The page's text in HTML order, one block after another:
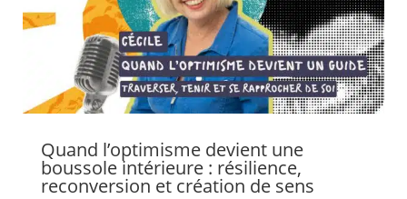
Quand l’optimisme devient une
boussole intérieure : résilience,
reconversion et création de sens